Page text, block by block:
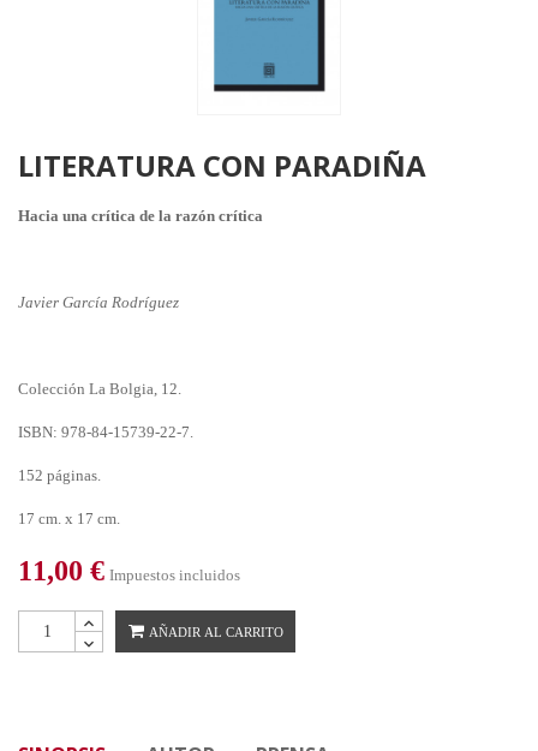
LITERATURA CON PARADIÑA
Hacia una crítica de la razón crítica
Javier García Rodríguez
Colección La Bolgia, 12.
ISBN: 978-84-15739-22-7.
152 páginas.
17 cm. x 17 cm.
11,00 € Impuestos incluidos
AÑADIR AL CARRITO